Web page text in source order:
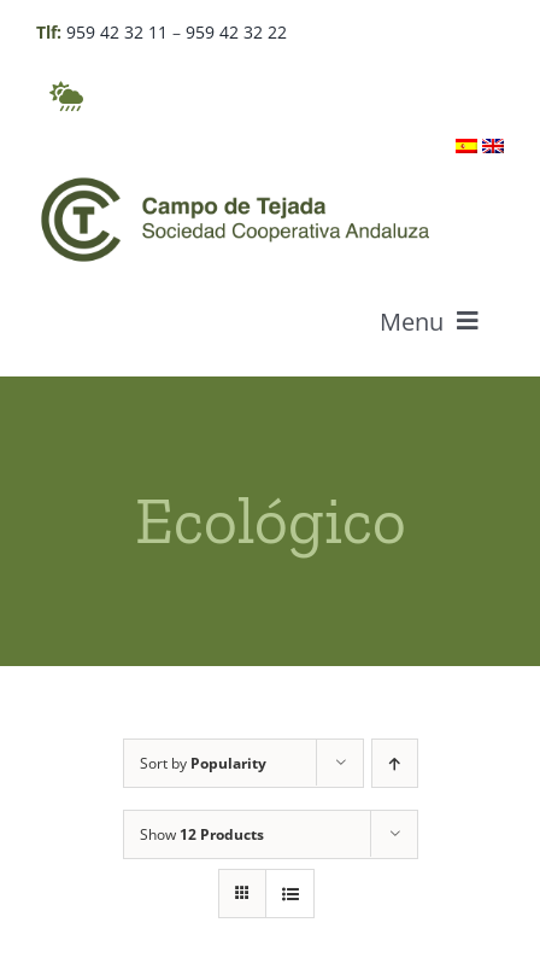
content
Tlf: 959 42 32 11 – 959 42 32 22
Menu
Shop
Access private
Ecológico
Sort by Popularity
Show 12 Products